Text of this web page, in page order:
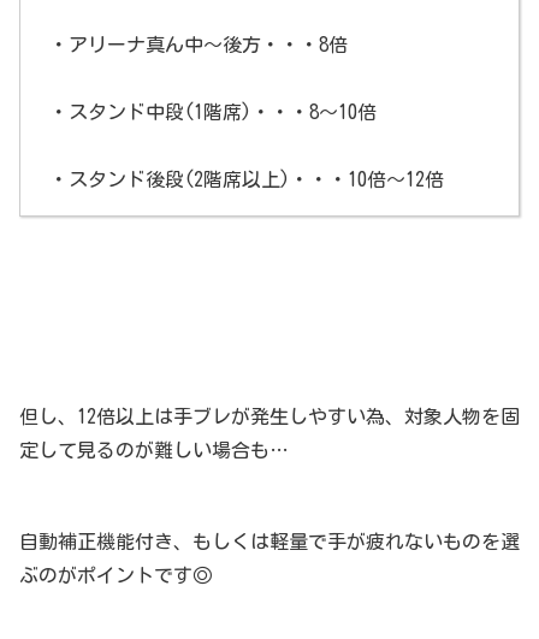
・アリーナ真ん中～後方・・・8倍
・スタンド中段(1階席)・・・8～10倍
・スタンド後段(2階席以上)・・・10倍～12倍
但し、12倍以上は手ブレが発生しやすい為、対象人物を固
定して見るのが難しい場合も…
自動補正機能付き、もしくは軽量で手が疲れないものを選
ぶのがポイントです◎